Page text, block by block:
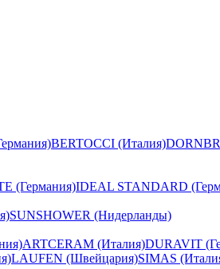
BERTOCCI (Италия)
(Германия)IDEAL STANDARD
SUNSHOWER (Нидерланды)
ARTCERAM (Италия)DURAVIT
LAUFEN (Швейцария)SIMAS